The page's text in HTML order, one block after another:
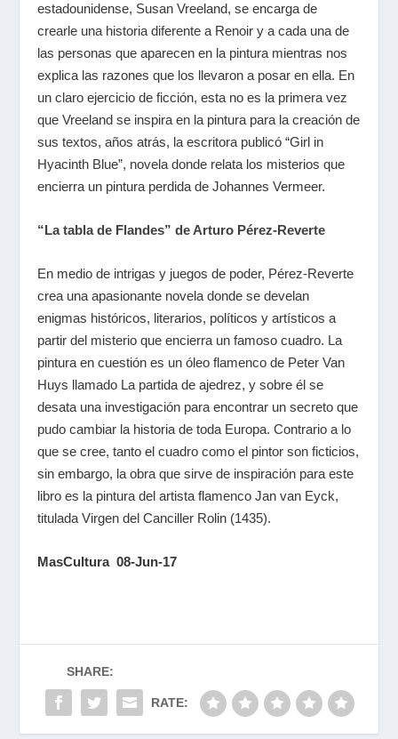
estadounidense, Susan Vreeland, se encarga de
crearle una historia diferente a Renoir y a cada una de
las personas que aparecen en la pintura mientras nos
explica las razones que los llevaron a posar en ella. En
un claro ejercicio de ficción, esta no es la primera vez
que Vreeland se inspira en la pintura para la creación de
sus textos, años atrás, la escritora publicó “Girl in
Hyacinth Blue”, novela donde relata los misterios que
encierra un pintura perdida de Johannes Vermeer.
“La tabla de Flandes” de Arturo Pérez-Reverte
En medio de intrigas y juegos de poder, Pérez-Reverte
crea una apasionante novela donde se develan
enigmas históricos, literarios, políticos y artísticos a
partir del misterio que encierra un famoso cuadro. La
pintura en cuestión es un óleo flamenco de Peter Van
Huys llamado La partida de ajedrez, y sobre él se
desata una investigación para encontrar un secreto que
pudo cambiar la historia de toda Europa. Contrario a lo
que se cree, tanto el cuadro como el pintor son ficticios,
sin embargo, la obra que sirve de inspiración para este
libro es la pintura del artista flamenco Jan van Eyck,
titulada Virgen del Canciller Rolin (1435).
MasCultura 08-Jun-17
SHARE:
RATE: